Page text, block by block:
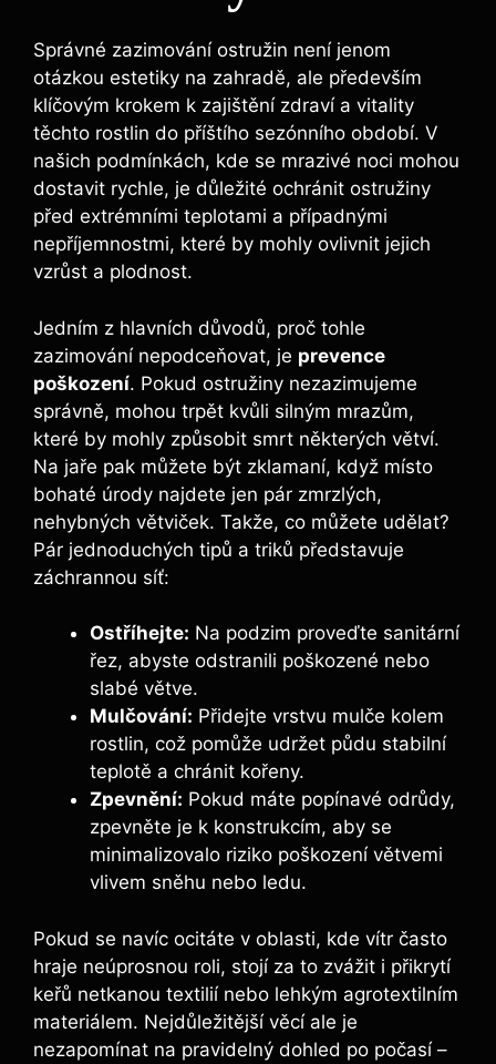
Správné zazimování ostružin není jenom
otázkou estetiky na zahradě, ale především
klíčovým krokem k zajištění zdraví a vitality
těchto rostlin do příštího sezónního období. V
našich podmínkách, kde se mrazivé noci mohou
dostavit rychle, je důležité ochránit ostružiny
před extrémními teplotami a případnými
nepříjemnostmi, které by mohly ovlivnit jejich
vzrůst a plodnost.
Jedním z hlavních důvodů, proč tohle
zazimování nepodceňovat, je prevence
poškození. Pokud ostružiny nezazimujeme
správně, mohou trpět kvůli silným mrazům,
které by mohly způsobit smrt některých větví.
Na jaře pak můžete být zklamaní, když místo
bohaté úrody najdete jen pár zmrzlých,
nehybných větviček. Takže, co můžete udělat?
Pár jednoduchých tipů a triků představuje
záchrannou síť:
Ostříhejte: Na podzim proveďte sanitární
řez, abyste odstranili poškozené nebo
slabé větve.
Mulčování: Přidejte vrstvu mulče kolem
rostlin, což pomůže udržet půdu stabilní
teplotě a chránit kořeny.
Zpevnění: Pokud máte popínavé odrůdy,
zpevněte je k konstrukcím, aby se
minimalizovalo riziko poškození větvemi
vlivem sněhu nebo ledu.
Pokud se navíc ocitáte v oblasti, kde vítr často
hraje neúprosnou roli, stojí za to zvážit i přikrytí
keřů netkanou textilií nebo lehkým agrotextilním
materiálem. Nejdůležitější věcí ale je
nezapomínat na pravidelný dohled po počasí –